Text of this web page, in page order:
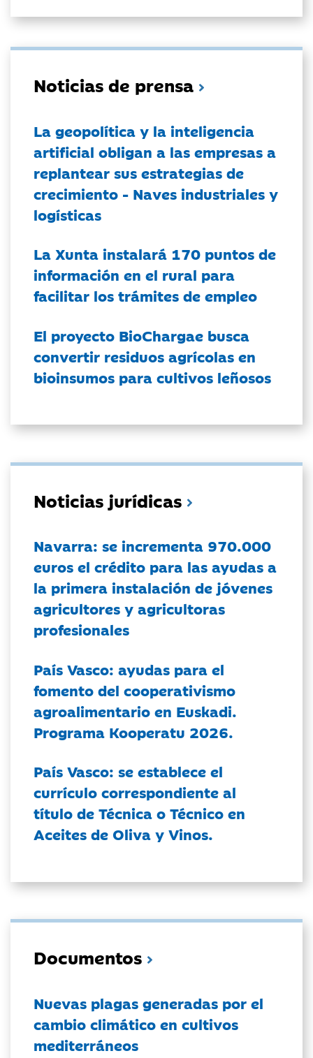
Noticias de prensa
La geopolítica y la inteligencia
artificial obligan a las empresas a
replantear sus estrategias de
crecimiento - Naves industriales y
logísticas
La Xunta instalará 170 puntos de
información en el rural para
facilitar los trámites de empleo
El proyecto BioChargae busca
convertir residuos agrícolas en
bioinsumos para cultivos leñosos
Noticias jurídicas
Navarra: se incrementa 970.000
euros el crédito para las ayudas a
la primera instalación de jóvenes
agricultores y agricultoras
profesionales
País Vasco: ayudas para el
fomento del cooperativismo
agroalimentario en Euskadi.
Programa Kooperatu 2026.
País Vasco: se establece el
currículo correspondiente al
título de Técnica o Técnico en
Aceites de Oliva y Vinos.
Documentos
Nuevas plagas generadas por el
cambio climático en cultivos
mediterráneos